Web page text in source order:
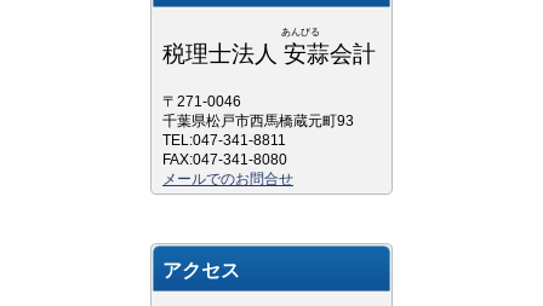
あんびる
税理士法人 安蒜会計
〒271-0046
千葉県松戸市西馬橋蔵元町93
TEL:047-341-8811
FAX:047-341-8080
メールでのお問合せ
アクセス